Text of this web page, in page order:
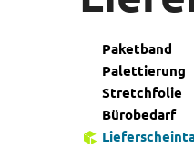
Paketband
Palettierung
Stretchfolie
Bürobedarf